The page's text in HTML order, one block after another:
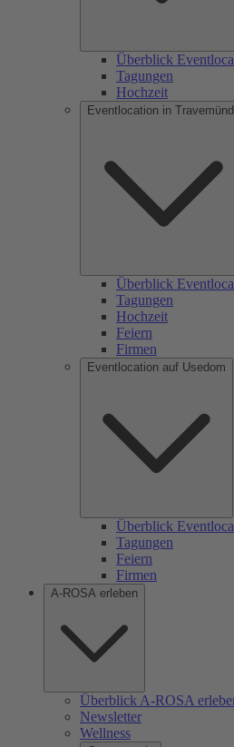
Überblick
Tagungen
Hochzeit
Eventlocation in
Überblick
Tagungen
Hochzeit
Feiern
Firmen
Eventlocation auf Usedom
Überblick
Tagungen
Feiern
Firmen
A-ROSA erleben
Überblick A-ROSA
Newsletter
Wellness